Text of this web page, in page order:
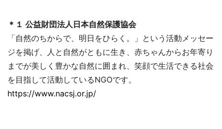
＊１ 公益財団法人日本自然保護協会
「自然のちからで、明日をひらく。」という活動メッセー
ジを掲げ、人と自然がともに生き、赤ちゃんからお年寄り
までが美しく豊かな自然に囲まれ、笑顔で生活できる社会
を目指して活動しているNGOです。
https://www.nacsj.or.jp/